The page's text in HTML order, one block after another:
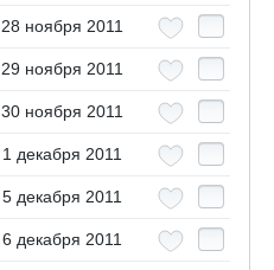
28 ноября 2011
29 ноября 2011
30 ноября 2011
1 декабря 2011
5 декабря 2011
6 декабря 2011